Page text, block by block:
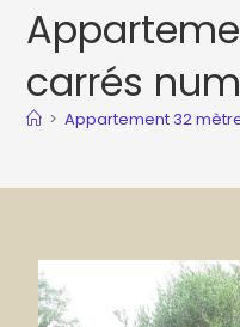
carrés
> Appartement 32